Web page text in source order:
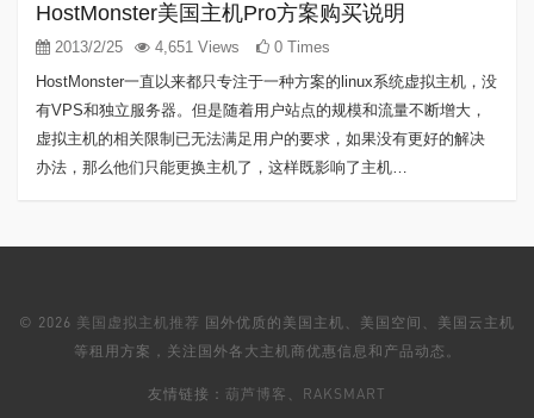
HostMonster美国主机Pro方案购买说明
2013/2/25 4,651 Views
0 Times
HostMonster一直以来都只专注于一种方案的linux系统虚拟主机，没
有VPS和独立服务器。但是随着用户站点的规模和流量不断增大，
虚拟主机的相关限制已无法满足用户的要求，如果没有更好的解决
办法，那么他们只能更换主机了，这样既影响了主机…
© 2026 美国虚拟主机推荐 国外优质的美国主机、美国空间、美国云主机
等租用方案，关注国外各大主机商优惠信息和产品动态。
友情链接： 葫芦博客 RAKSMART